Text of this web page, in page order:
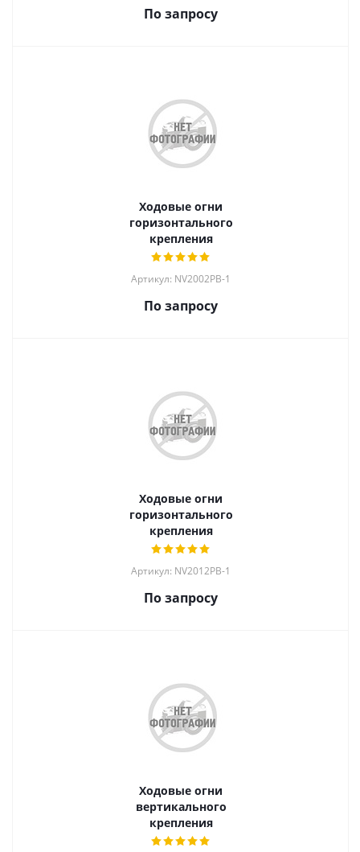
По запросу
Ходовые огни
горизонтального
крепления
Артикул: NV2002PB-1
По запросу
Ходовые огни
горизонтального
крепления
Артикул: NV2012PB-1
По запросу
Ходовые огни
вертикального
крепления